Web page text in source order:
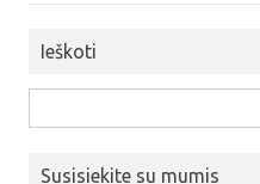
Ieškoti
Susisiekite su mumis